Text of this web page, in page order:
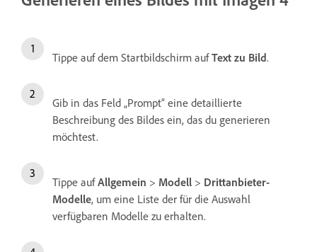
Tippe auf dem Startbildschirm aufText zu Bild.
Gib in das Feld „Prompt“ eine detaillierte
Beschreibung des Bildes ein, das du generieren
möchtest.
Tippe aufAllgemein > Modell > Drittanbieter-
Modelle, um eine Liste der für die Auswahl
verfügbaren Modelle zu erhalten.